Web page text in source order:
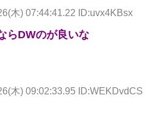
木) 07:44:41.22 ID:uvx4KBsx
らDWのが良いな
木) 09:02:33.95 ID:WEKDvdCS